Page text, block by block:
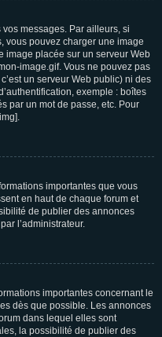
messages. Par ailleurs, si
vous pouvez charger une image
image placée sur un serveur Web
image.gif. Vous ne pouvez pas
un serveur Web public) ni des
exemple : boîtes
par un mot de passe, etc. Pour
importantes que vous
en haut de chaque forum et
de publier des annonces
l’administrateur.
importantes concernant le
dès que possible. Les annonces
dans lequel elles sont
la possibilité de publier des